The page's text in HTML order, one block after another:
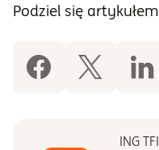
Podziel się artykułem
ING TFI